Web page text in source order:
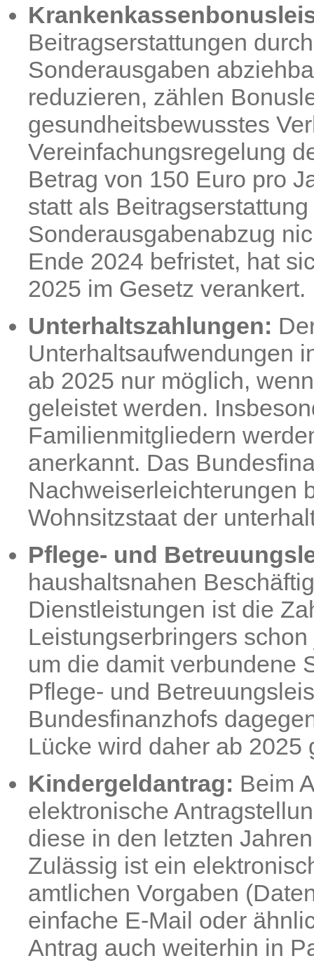
Beitragserstattungen
Sonderausgaben
reduzieren, zählen
gesundheitsbewusstes
Vereinfachungsregelung
Betrag von 150 Euro pro
statt als
Sonderausgabenabzug
Ende 2024 befristet, hat
2025 im Gesetz verankert.
Unterhaltszahlungen:
Unterhaltsaufwendungen
ab 2025 nur möglich,
geleistet werden.
Familienmitgliedern
anerkannt. Das
Nachweiserleichterungen
Wohnsitzstaat der
Pflege- und
haushaltsnahen
Dienstleistungen ist die
Leistungserbringers
um die damit verbundene
Pflege- und
Bundesfinanzhofs
Lücke wird daher ab 2025
Kindergeldantrag: Beim
elektronische
diese in den letzten
Zulässig ist ein
amtlichen Vorgaben
einfache E-Mail oder
Antrag auch weiterhin in